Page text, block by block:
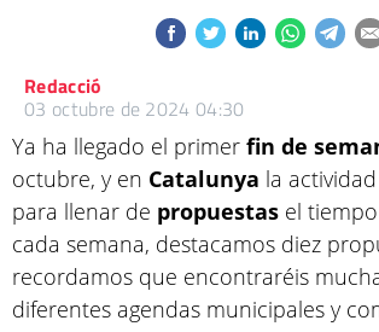
Redacció
03 octubre de 2024 04:30
Ya ha llegado el primer fin de
octubre, y en Catalunya la
para llenar de propuestas el
cada semana, destacamos diez
recordamos que encontraréis
diferentes agendas municipales y